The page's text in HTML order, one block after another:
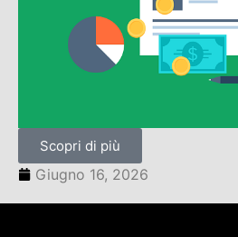
Scopri di più
Giugno 16, 2026